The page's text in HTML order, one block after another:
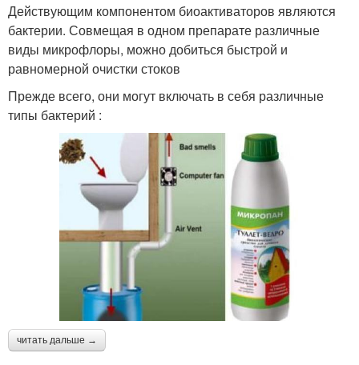
Действующим компонентом биоактиваторов являются
бактерии. Совмещая в одном препарате различные
виды микрофлоры, можно добиться быстрой и
равномерной очистки стоков
Прежде всего, они могут включать в себя различные
типы бактерий :
читать дальше →